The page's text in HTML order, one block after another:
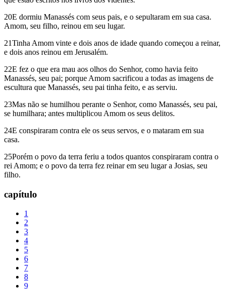
20E dormiu Manassés com seus pais, e o sepultaram em sua casa.
Amom, seu filho, reinou em seu lugar.
21Tinha Amom vinte e dois anos de idade quando começou a reinar,
e dois anos reinou em Jerusalém.
22E fez o que era mau aos olhos do Senhor, como havia feito
Manassés, seu pai; porque Amom sacrificou a todas as imagens de
escultura que Manassés, seu pai tinha feito, e as serviu.
23Mas não se humilhou perante o Senhor, como Manassés, seu pai,
se humilhara; antes multiplicou Amom os seus delitos.
24E conspiraram contra ele os seus servos, e o mataram em sua
casa.
25Porém o povo da terra feriu a todos quantos conspiraram contra o
rei Amom; e o povo da terra fez reinar em seu lugar a Josias, seu
filho.
capítulo
1
2
3
4
5
6
7
8
9